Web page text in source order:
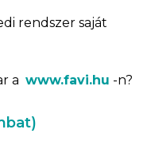
rendszer saját
a www.favi.hu -n?